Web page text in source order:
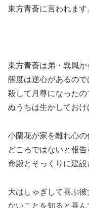
東方青蒼に言われます
東方青蒼は弟・巽風
態度は逆心があるの
殺して月尊になった
ぬうちは生かしておけ
小蘭花が家を離れ心
どころではないと報
命殿とそっくりに建設
大はしゃぎして喜ぶ
ないことを知ると喜